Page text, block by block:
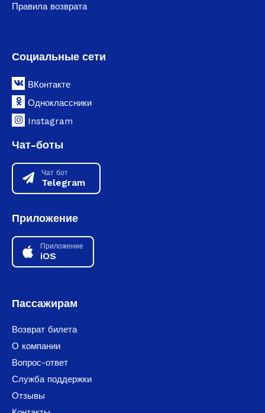
Правила возврата
Социальные сети
ВКонтакте
Одноклассники
Instagram
Чат-боты
Чат бот
Telegram
Приложение
Приложение
iOS
Пассажирам
Возврат билета
О компании
Вопрос-ответ
Служба поддержки
Отзывы